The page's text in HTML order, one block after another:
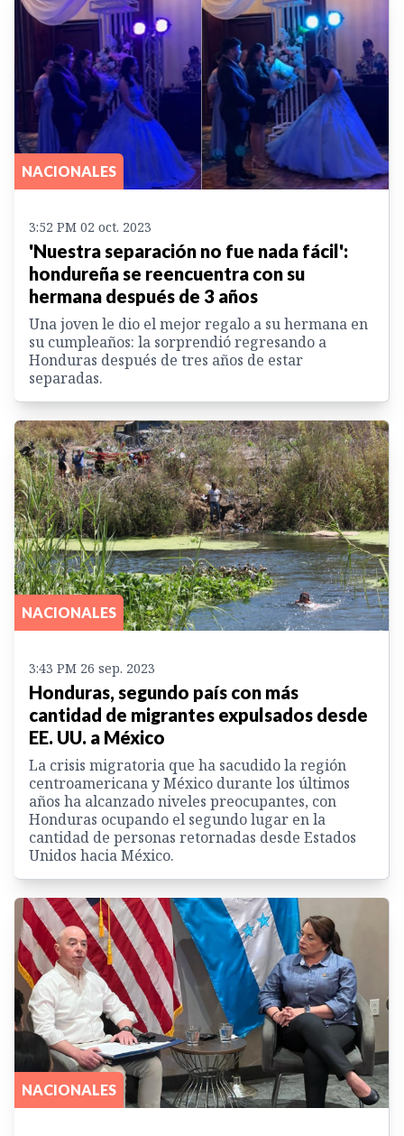
NACIONALES
3:52 PM 02 oct. 2023
'Nuestra separación no fue nada fácil':
hondureña se reencuentra con su
hermana después de 3 años
Una joven le dio el mejor regalo a su hermana en
su cumpleaños: la sorprendió regresando a
Honduras después de tres años de estar
separadas.
NACIONALES
3:43 PM 26 sep. 2023
Honduras, segundo país con más
cantidad de migrantes expulsados desde
EE. UU. a México
La crisis migratoria que ha sacudido la región
centroamericana y México durante los últimos
años ha alcanzado niveles preocupantes, con
Honduras ocupando el segundo lugar en la
cantidad de personas retornadas desde Estados
Unidos hacia México.
NACIONALES